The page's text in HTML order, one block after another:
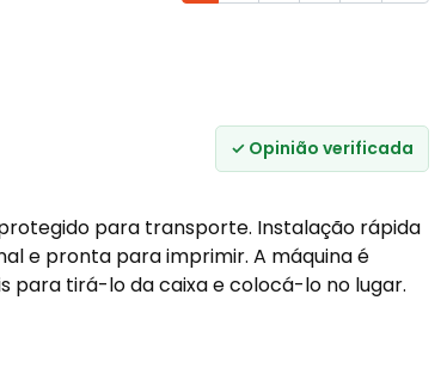
✓ Opinião verificada
para transporte. Instalação rápida
e pronta para imprimir. A máquina é
para tirá-lo da caixa e colocá-lo no lugar.